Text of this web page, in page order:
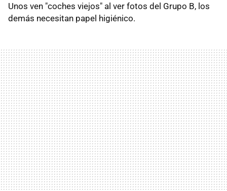
Unos ven "coches viejos" al ver fotos del Grupo B, los
demás necesitan papel higiénico.